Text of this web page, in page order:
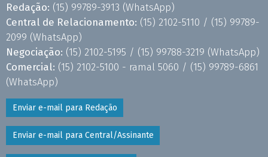
Redação: (15) 99789-3913 (WhatsApp)
Central de Relacionamento: (15) 2102-5110 / (15) 99789-
2099 (WhatsApp)
Negociação: (15) 2102-5195 / (15) 99788-3219 (WhatsApp)
Comercial: (15) 2102-5100 - ramal 5060 / (15) 99789-6861
(WhatsApp)
Enviar e-mail para Redação
Enviar e-mail para Central/Assinante